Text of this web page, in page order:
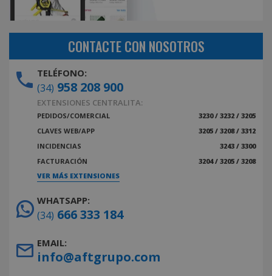
CONTACTE CON NOSOTROS
TELÉFONO:
(34) 958 208 900
EXTENSIONES CENTRALITA:
PEDIDOS/COMERCIAL
3230 / 3232 / 3205
CLAVES WEB/APP
3205 / 3208 / 3312
INCIDENCIAS
3243 / 3300
FACTURACIÓN
3204 / 3205 / 3208
VER MÁS EXTENSIONES
WHATSAPP:
(34) 666 333 184
EMAIL:
info@aftgrupo.com